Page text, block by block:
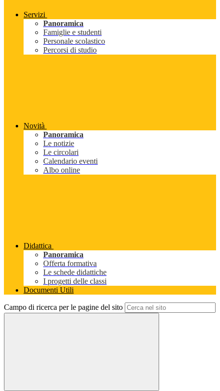
Servizi
Panoramica
Famiglie e studenti
Personale scolastico
Percorsi di studio
Novità
Panoramica
Le notizie
Le circolari
Calendario eventi
Albo online
Didattica
Panoramica
Offerta formativa
Le schede didattiche
I progetti delle classi
Documenti Utili
Campo di ricerca per le pagine del sito